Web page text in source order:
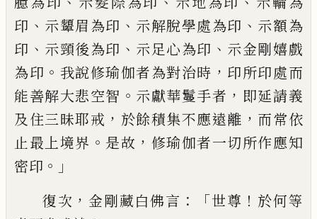
印 、 示顰眉為印 、 示解脫學處為印 、 示額為
印 、 示頸後為印 、 示足心為印 、 示金剛嬉戲
為印 。 我說修瑜伽者為對治時 ， 印所印處而
能善解大悲空智 。 示獻華鬘手者 ， 即延請義
及住三昧耶戒 ， 於餘積集不應遠離 ， 而常依
止最上境界 。 是故 ， 修瑜伽者一切所作應知
密印 。」
復次 ， 金剛藏白佛言 ： 「世尊 ！ 於何等